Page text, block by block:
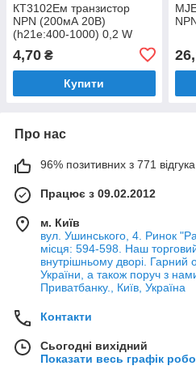
КТ3102Ем транзистор
NPN (200мА 20В)
(h21е:400-1000) 0,2 W
4,70 ₴
Купити
Про нас
96% позитивних з 771 відгука
Працює з 09.02.2012
м. Київ
вул. Ушинського, 4. Ринок
місця: 594-598. Наш
внутрішньому дворі.
України, а також поруч з
Приватбанку., Київ, Україна
Контакти
Сьогодні вихідний
Показати весь графік